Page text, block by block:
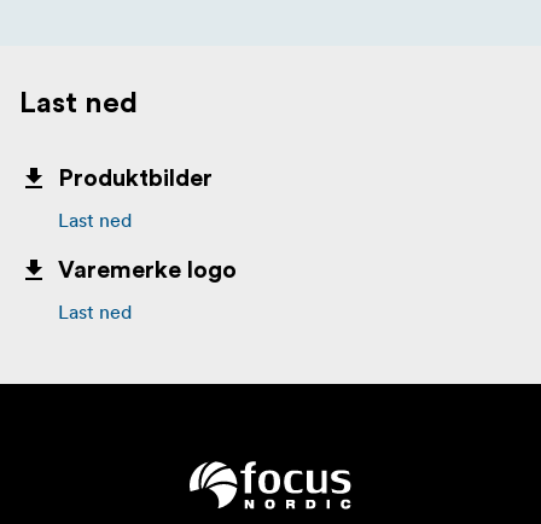
Last ned
Produktbilder
Last ned
Varemerke logo
Last ned